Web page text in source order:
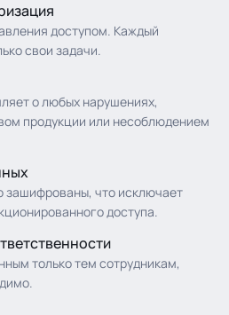
доступом. Каждый
свои задачи.
о любых нарушениях,
продукции или несоблюдением
зашифрованы, что исключает
доступа.
только тем сотрудникам,